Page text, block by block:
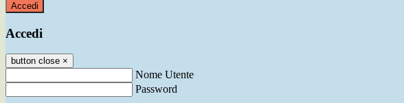
Accedi
Accedi
button close ×
Nome Utente
Password